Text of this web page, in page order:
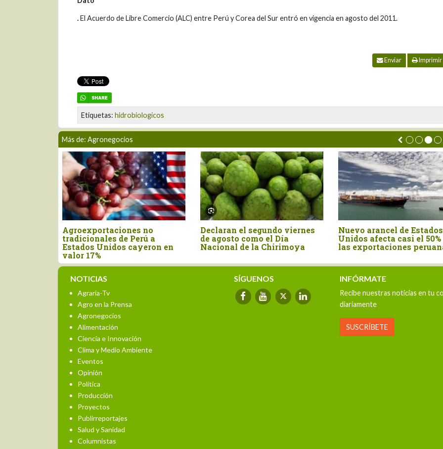
.El Acuerdo de Libre Comercio (ALC) entre Perú y Corea del Sur entró en vigencia en agosto del 2011.
Enviar Imprimir
Etiquetas: hidrobiologicos
Más de: Agronegocios
Agroexportaciones no
tradicionales de Perú a
Estados Unidos cayeron en
valor 17%
Declaran el segundo viernes
de agosto como el Día
Nacional de la Chirimoya
Nuevo arancel de Estados
Unidos afecta casi el 50%
las exportaciones
NOTICIAS
Agraria-Tv
Agro en la Prensa
Agronegocios
Alimentación
Ciencia e Innovación
Clima y Medio Ambiente
Eventos
Opinión
Política
Producción
Proyectos
Publirreportajes
Salud y Sanidad
Columnistas
SÍGUENOS INFÓRMATE
Recibe nuestras noticias en tu
diariamente
SUSCRÍBETE